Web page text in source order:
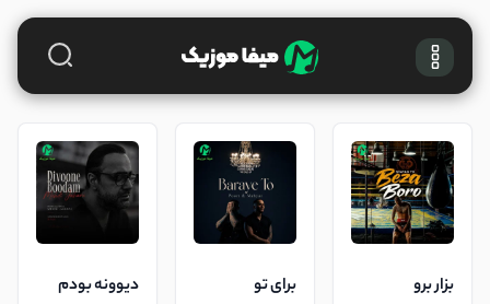
بزار برو برای تو دیوونه بودم